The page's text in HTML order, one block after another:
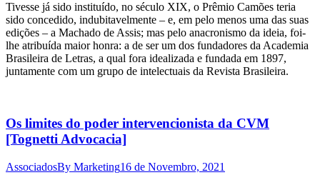
Tivesse já sido instituído, no século XIX, o Prêmio Camões teria
sido concedido, indubitavelmente – e, em pelo menos uma das suas
edições – a Machado de Assis; mas pelo anacronismo da ideia, foi-
lhe atribuída maior honra: a de ser um dos fundadores da Academia
Brasileira de Letras, a qual fora idealizada e fundada em 1897,
juntamente com um grupo de intelectuais da Revista Brasileira.
Os limites do poder intervencionista da CVM
[Tognetti Advocacia]
AssociadosBy Marketing16 de Novembro, 2021